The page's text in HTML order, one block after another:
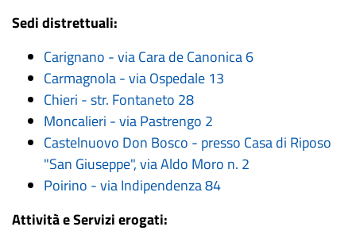
Sedi distrettuali:
Carignano - via Cara de Canonica 6
Carmagnola - via Ospedale 13
Chieri - str. Fontaneto 28
Moncalieri - via Pastrengo 2
Castelnuovo Don Bosco - presso Casa di Riposo
"San Giuseppe", via Aldo Moro n. 2
Poirino - via Indipendenza 84
Attività e Servizi erogati: